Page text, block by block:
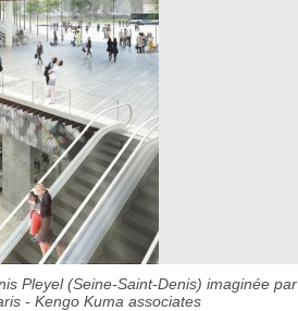
Pleyel (Seine-Saint-Denis) imaginée par
- Kengo Kuma associates